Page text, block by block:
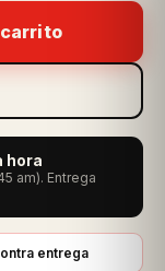
hora
am). Entrega
entrega